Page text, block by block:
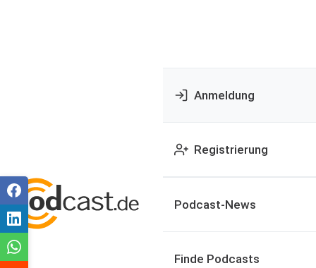
Anmeldung
Registrierung
Podcast-News
Finde Podcasts